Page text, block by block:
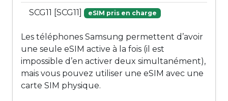
SCG11 [SCG11] eSIM pris en charge
Les téléphones Samsung permettent d’avoir
une seule eSIM active à la fois (il est
impossible d’en activer deux simultanément),
mais vous pouvez utiliser une eSIM avec une
carte SIM physique.